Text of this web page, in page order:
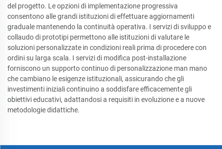
del progetto. Le opzioni di implementazione progressiva
consentono alle grandi istituzioni di effettuare aggiornamenti
graduale mantenendo la continuità operativa. I servizi di sviluppo e
collaudo di prototipi permettono alle istituzioni di valutare le
soluzioni personalizzate in condizioni reali prima di procedere con
ordini su larga scala. I servizi di modifica post-installazione
forniscono un supporto continuo di personalizzazione man mano
che cambiano le esigenze istituzionali, assicurando che gli
investimenti iniziali continuino a soddisfare efficacemente gli
obiettivi educativi, adattandosi a requisiti in evoluzione e a nuove
metodologie didattiche.